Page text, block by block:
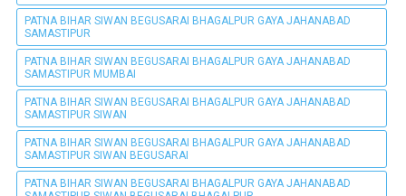
PATNA BIHAR SIWAN BEGUSARAI BHAGALPUR GAYA JAHANABAD
SAMASTIPUR
PATNA BIHAR SIWAN BEGUSARAI BHAGALPUR GAYA JAHANABAD
SAMASTIPUR MUMBAI
PATNA BIHAR SIWAN BEGUSARAI BHAGALPUR GAYA JAHANABAD
SAMASTIPUR SIWAN
PATNA BIHAR SIWAN BEGUSARAI BHAGALPUR GAYA JAHANABAD
SAMASTIPUR SIWAN BEGUSARAI
PATNA BIHAR SIWAN BEGUSARAI BHAGALPUR GAYA JAHANABAD